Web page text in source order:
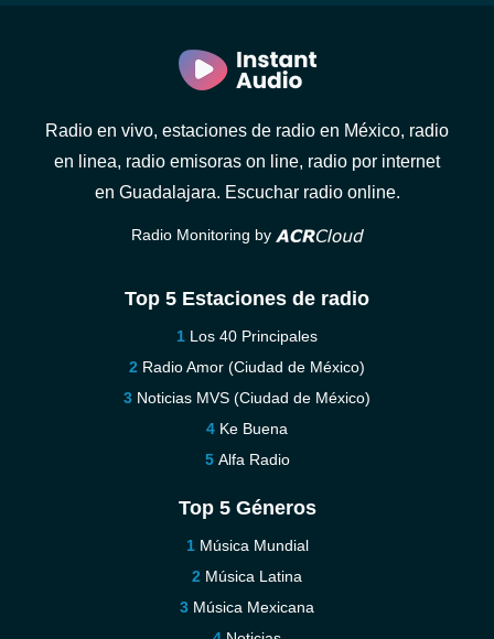
Radio en vivo, estaciones de radio en México, radio
en linea, radio emisoras on line, radio por internet
en Guadalajara. Escuchar radio online.
Radio Monitoring by
Top 5 Estaciones de radio
Los 40 Principales
Radio Amor (Ciudad de México)
Noticias MVS (Ciudad de México)
Ke Buena
Alfa Radio
Top 5 Géneros
Música Mundial
Música Latina
Música Mexicana